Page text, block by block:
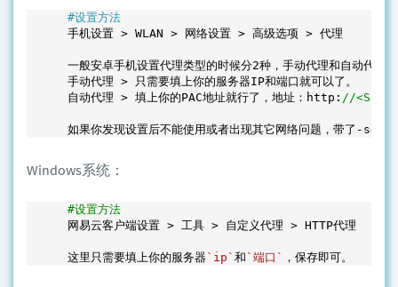
#设置方法
手机设置 > WLAN > 网络设置 > 高级选项 > 代理
一般安卓手机设置代理类型的时候分2种，手动代理和自动代理
手动代理 > 只需要填上你的服务器IP和端口就可以了。
自动代理 > 填上你的PAC地址就行了，地址：http: //
如果你发现设置后不能使用或者出现其它网络问题，带了-s参数
Windows系统：
#设置方法
网易云客户端设置 > 工具 > 自定义代理 > HTTP代理
这里只需要填上你的服务器 `ip` 和 `端口` ，保存即可。